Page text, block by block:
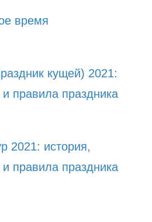
время
кущей) 2021:
правила праздника
2021: история,
правила праздника